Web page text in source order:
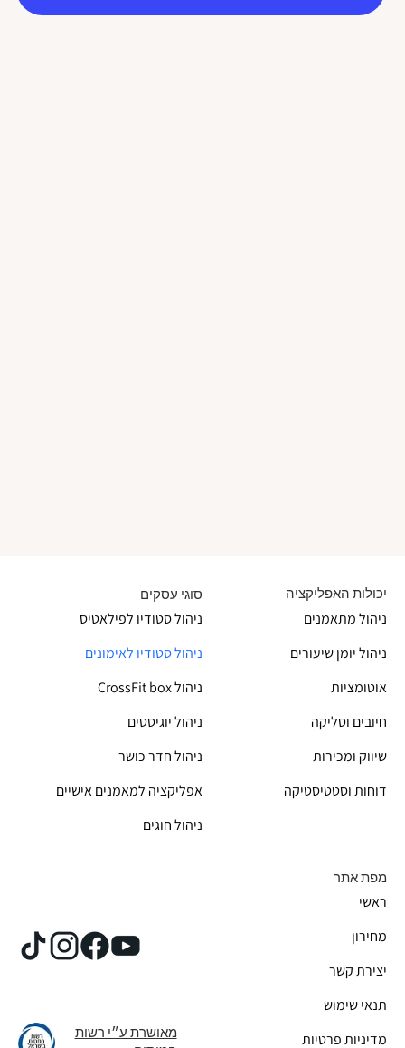
ניהול מתאמנים
ניהול יומן שיעורים
אוטומציות
חיובים וסליקה
שיווק ומכירות
דוחות וסטטיסטיקה
יכולות האפליקציה
ניהול סטודיו לפילאטיס
ניהול סטודיו לאימונים
CrossFit box ניהול
ניהול יוגיסטים
ניהול חדר כושר
אפליקציה למאמנים אישיים
ניהול חוגים
סוגי עסקים
ראשי
מחירון
יצירת קשר
תנאי שימוש
מדיניות פרטיות
מפת אתר
מאושרת ע״י רשות